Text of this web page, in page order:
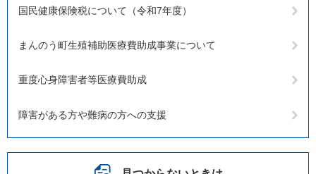
国民健康保険税について（令和7年度）
まんのう町生殖補助医療費助成事業について
重度心身障害者等医療費助成
障害がある方や難病の方への支援